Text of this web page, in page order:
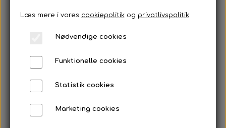
Læs mere i vores cookiepolitikog privatlivspolitik
Nødvendige cookies
Funktionelle cookies
Statistik cookies
Marketing cookies